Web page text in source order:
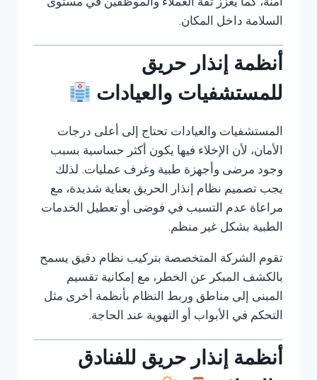
آمنة، كما يعزز ثقة العملاء والموظفين في مستوى
السلامة داخل المكان.
أنظمة إنذار حريق
للمستشفيات والعيادات
المستشفيات والعيادات تحتاج إلى أعلى درجات
الأمان، لأن الإخلاء فيها يكون أكثر حساسية بسبب
وجود مرضى وأجهزة طبية وغرف عمليات. لذلك
يجب تصميم نظام إنذار الحريق بعناية شديدة، مع
مراعاة عدم التسبب في فوضى أو تعطيل الخدمات
الطبية بشكل غير منظم.
تقوم الشركة المتخصصة بتركيب نظام دقيق يسمح
بالكشف المبكر عن الخطر، مع إمكانية تقسيم
المبنى إلى مناطق وربط النظام بأنظمة أخرى مثل
التحكم في الأبواب أو التهوية عند الحاجة.
أنظمة إنذار حريق للفنادق